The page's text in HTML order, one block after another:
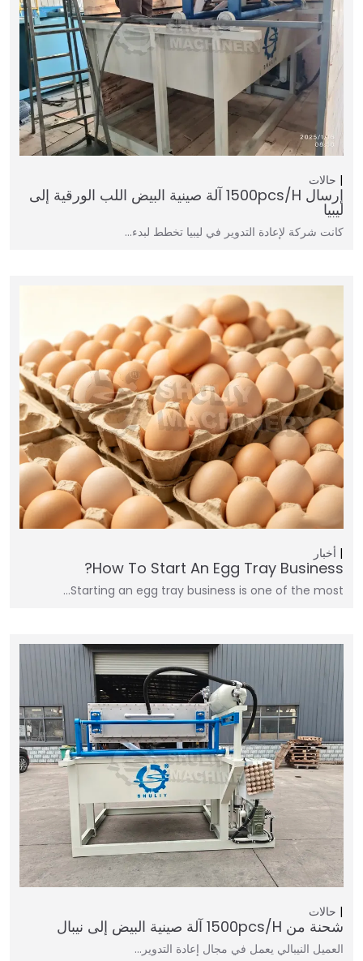
حالات
إرسال 1500pcs/h آلة صينية البيض اللب الورقية إلى
ليبيا
كانت شركة لإعادة التدوير في ليبيا تخطط لبدء…
أخبار
How To Start An Egg Tray Business?
Starting an egg tray business is one of the most…
حالات
شحنة من 1500pcs/h آلة صينية البيض إلى نيبال
العميل النيبالي يعمل في مجال إعادة التدوير…